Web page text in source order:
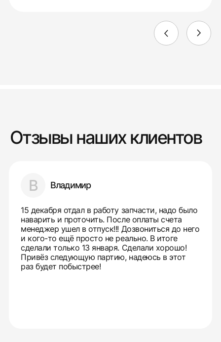
Отзывы наших клиентов
В Владимир
15 декабря отдал в работу запчасти, надо было
наварить и проточить. После оплаты счета
менеджер ушел в отпуск!!! Дозвониться до него
и кого-то ещё просто не реально. В итоге
сделали только 13 января. Сделали хорошо!
Привёз следующую партию, надеюсь в этот
раз будет побыстрее!